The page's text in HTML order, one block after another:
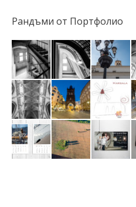
Рандъми от Портфолио